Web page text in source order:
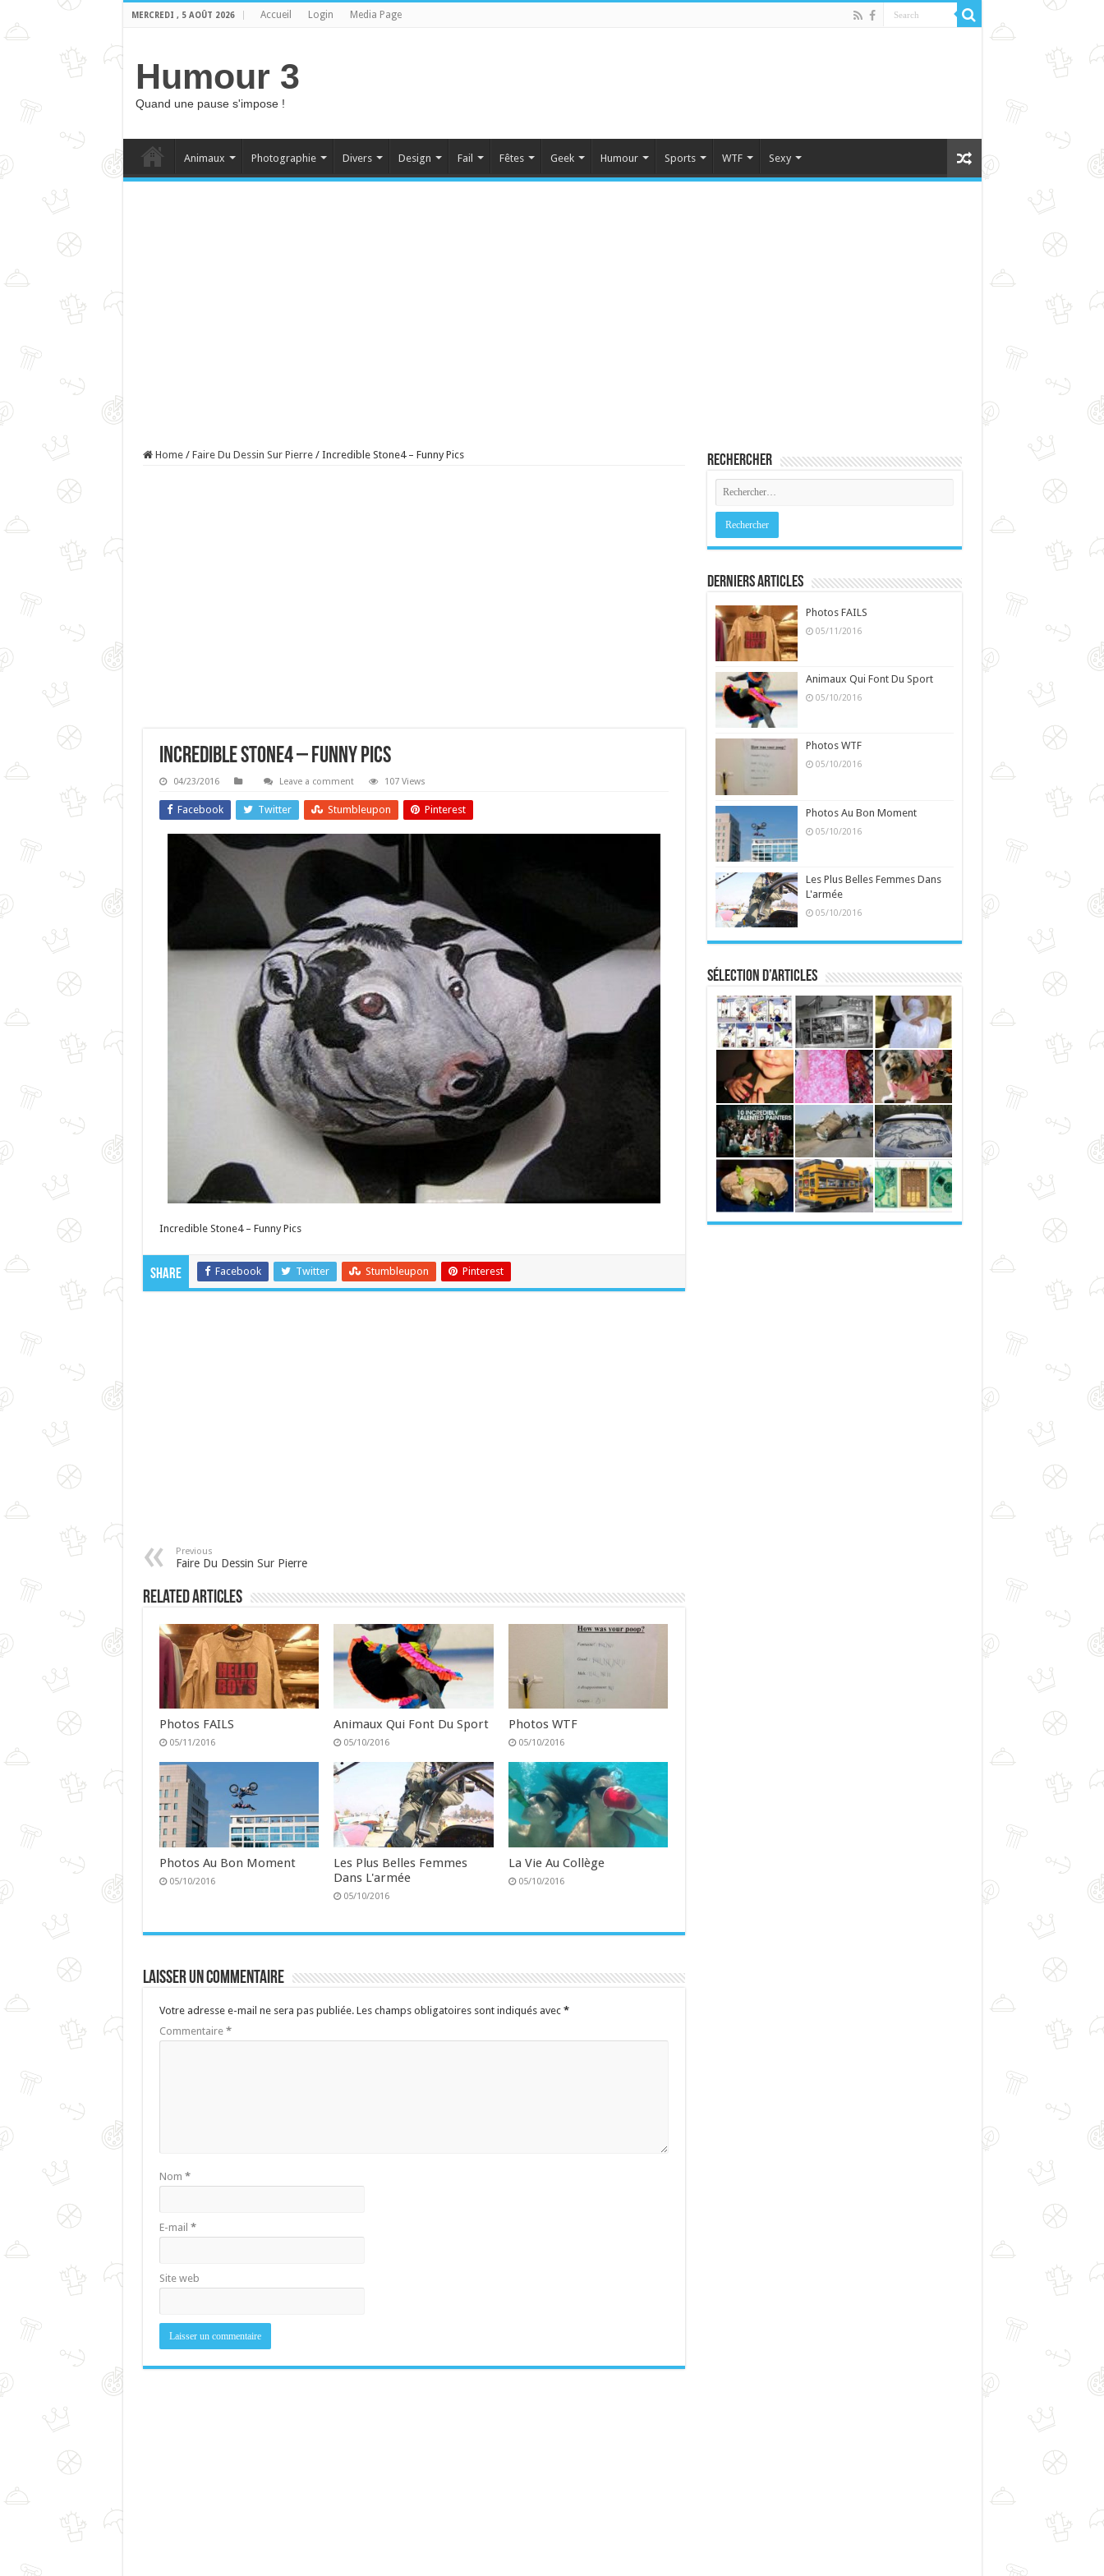
MERCREDI , 5 AOÛT 2026 Accueil Login Media Page
Humour 3
Quand une pause s'impose !
Animaux Photographie Divers Design Fail Fêtes Geek Humour Sports WTF Sexy
Home / Faire Du Dessin Sur Pierre / Incredible Stone4 – Funny Pics
Incredible Stone4 – Funny Pics
04/23/2016 Leave a comment 107 Views
Facebook Twitter Stumbleupon Pinterest
Incredible Stone4 – Funny Pics
Share Facebook Twitter Stumbleupon Pinterest
Previous
Faire Du Dessin Sur Pierre
Related Articles
Photos FAILS
05/11/2016
Animaux Qui Font Du Sport
05/10/2016
Photos WTF
05/10/2016
Photos Au Bon Moment
05/10/2016
Les Plus Belles Femmes
Dans L'armée
05/10/2016
La Vie Au Collège
05/10/2016
Laisser un commentaire
Votre adresse e-mail ne sera pas publiée. Les champs obligatoires sont indiqués avec *
Commentaire *
Nom *
E-mail *
Site web
Rechercher
Derniers Articles
Photos FAILS
05/11/2016
Animaux Qui Font Du Sport
05/10/2016
Photos WTF
05/10/2016
Photos Au Bon Moment
05/10/2016
Les Plus Belles Femmes Dans
L'armée
05/10/2016
Sélection d’articles